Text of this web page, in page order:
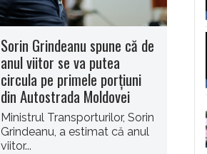
Sorin Grindeanu spune că de
anul viitor se va putea
circula pe primele porțiuni
din Autostrada Moldovei
Ministrul Transporturilor, Sorin
Grindeanu, a estimat că anul
viitor...